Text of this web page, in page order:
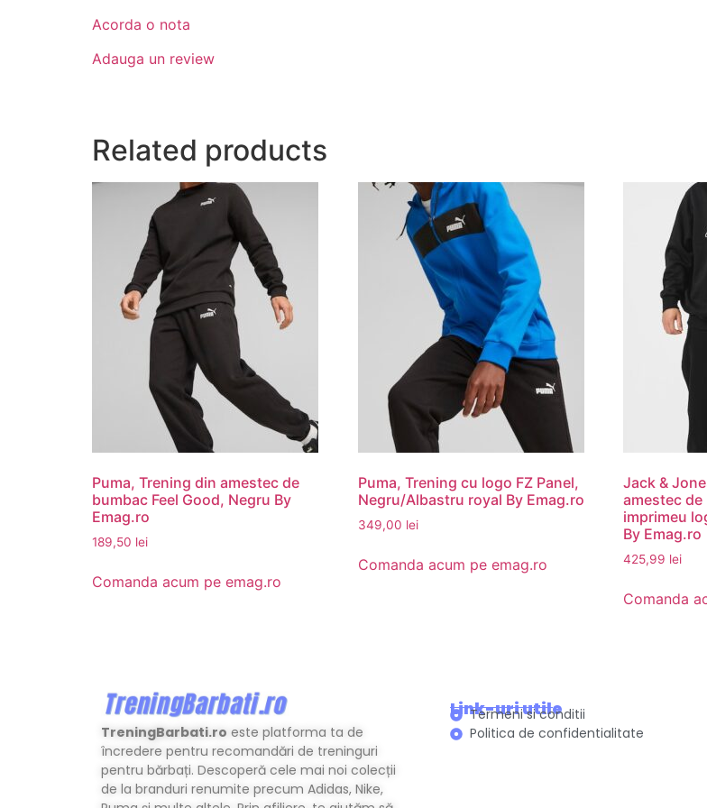
Acorda o nota
Adauga un review
Related products
Puma, Trening din amestec de
bumbac Feel Good, Negru By
Emag.ro
189,50 lei
Comanda acum pe emag.ro
Puma, Trening cu logo FZ Panel,
Negru/Albastru royal By Emag.ro
349,00 lei
Comanda acum pe emag.ro
Jack &
amestec
imprimeu
By Emag.ro
425,99 lei
Comanda
TreningBarbati.ro este platforma ta de
încredere pentru recomandări de treninguri
pentru bărbați. Descoperă cele mai noi colecții
de la branduri renumite precum Adidas, Nike,
Link-uri utile
Termeni si conditii
Politica de confidentialitate